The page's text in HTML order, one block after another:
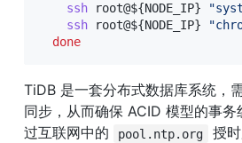
ssh root@${NODE_IP}
ssh root@${NODE_IP}
done
TiDB 是一套分布式数据库系统，
同步，从而确保 ACID 模型的事务
过互联网中的
pool.ntp.org
授